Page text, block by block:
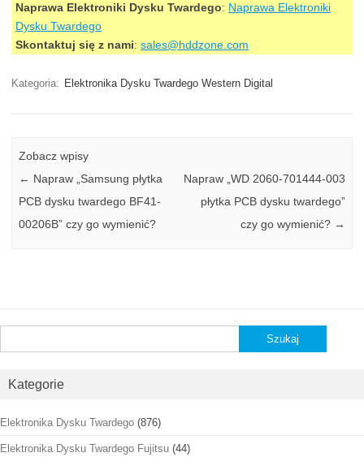
Naprawa Elektroniki Dysku Twardego: Naprawa Elektroniki
Dysku Twardego
Skontaktuj się z nami: sales@hddzone.com
Kategoria: Elektronika Dysku Twardego Western Digital
Zobacz wpisy
← Napraw „Samsung płytka
PCB dysku twardego BF41-
00206B” czy go wymienić?
Napraw „WD 2060-701444-003
płytka PCB dysku twardego”
czy go wymienić? →
Kategorie
Elektronika Dysku Twardego (876)
Elektronika Dysku Twardego Fujitsu (44)